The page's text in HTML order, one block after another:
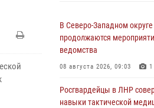
В Северо-Западном
продолжаются
ведомства
08 августа 2026, 09:03 1
Росгвардейцы в ЛНР
навыки тактической